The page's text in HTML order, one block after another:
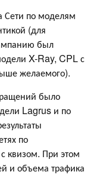
Сети по моделям
(для
был
X-Ray, CPL с
желаемого).
было
Lagrus и по
по
квизом. При этом
и объема трафика